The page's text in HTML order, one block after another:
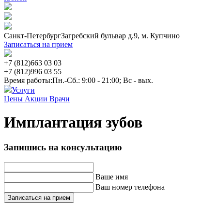
Санкт-ПетербургЗагребский бульвар д.9, м. Купчино
Записаться на прием
+7 (812)663 03 03
+7 (812)996 03 55
Время работы:Пн.-Сб.: 9:00 - 21:00; Вс - вых.
Услуги
Цены Акции Врачи
Имплантация зубов
Запишись на консультацию
Ваше имя
Ваш номер телефона
Записаться на прием